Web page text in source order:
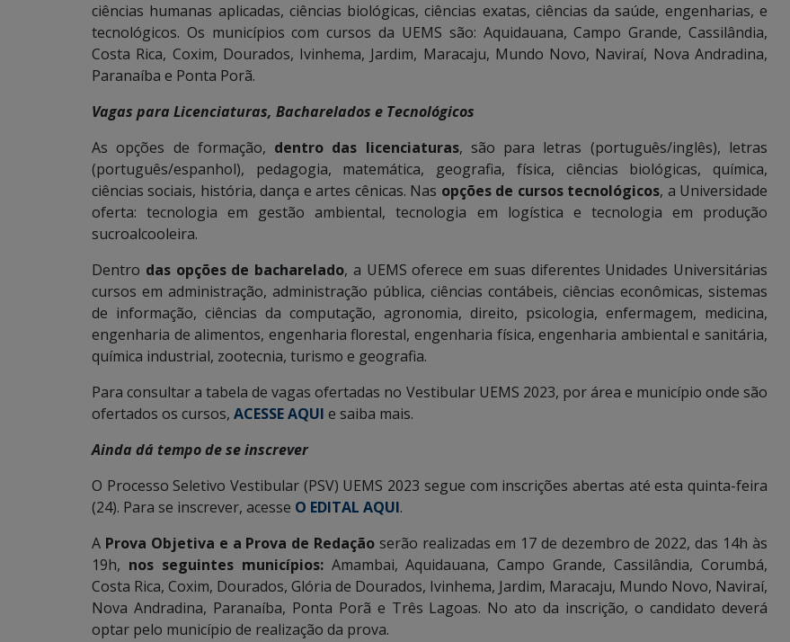
ciências humanas aplicadas, ciências biológicas, ciências exatas, ciências da saúde, engenharias, e
tecnológicos. Os municípios com cursos da UEMS são: Aquidauana, Campo Grande, Cassilândia,
Costa Rica, Coxim, Dourados, Ivinhema, Jardim, Maracaju, Mundo Novo, Naviraí, Nova Andradina,
Paranaíba e Ponta Porã.
Vagas para Licenciaturas, Bacharelados e Tecnológicos
As opções de formação, dentro das licenciaturas, são para letras (português/inglês), letras
(português/espanhol), pedagogia, matemática, geografia, física, ciências biológicas, química,
ciências sociais, história, dança e artes cênicas. Nas opções de cursos tecnológicos, a Universidade
oferta: tecnologia em gestão ambiental, tecnologia em logística e tecnologia em produção
sucroalcooleira.
Dentro das opções de bacharelado, a UEMS oferece em suas diferentes Unidades Universitárias
cursos em administração, administração pública, ciências contábeis, ciências econômicas, sistemas
de informação, ciências da computação, agronomia, direito, psicologia, enfermagem, medicina,
engenharia de alimentos, engenharia florestal, engenharia física, engenharia ambiental e sanitária,
química industrial, zootecnia, turismo e geografia.
Para consultar a tabela de vagas ofertadas no Vestibular UEMS 2023, por área e município onde são
ofertados os cursos, ACESSE AQUI e saiba mais.
Ainda dá tempo de se inscrever
O Processo Seletivo Vestibular (PSV) UEMS 2023 segue com inscrições abertas até esta quinta-feira
(24). Para se inscrever, acesse O EDITAL AQUI.
A Prova Objetiva e a Prova de Redação serão realizadas em 17 de dezembro de 2022, das 14h às
19h, nos seguintes municípios:Amambai, Aquidauana, Campo Grande, Cassilândia, Corumbá,
Costa Rica, Coxim, Dourados, Glória de Dourados, Ivinhema, Jardim, Maracaju, Mundo Novo, Naviraí,
Nova Andradina, Paranaíba, Ponta Porã e Três Lagoas. No ato da inscrição, o candidato deverá
optar pelo município de realização da prova.